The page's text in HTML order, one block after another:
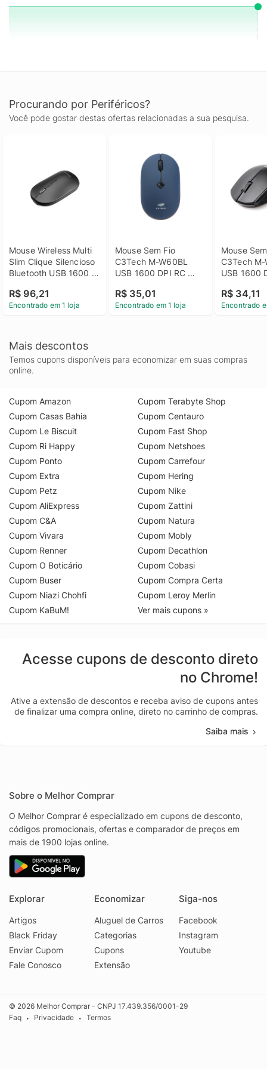
total. Compre agora no KaBuM!
Procurando por Periféricos?
Você pode gostar destas ofertas relacionadas a sua pesquisa.
Mouse Wireless Multi
Slim Clique Silencioso
Bluetooth USB 1600
MO331
R$ 96,21
Encontrado em 1 loja
Mouse Sem Fio
C3Tech M-W60BL
USB 1600 DPI RC
R$ 35,01
Encontrado em 1 loja
Mouse
C3Tech M-
USB 1600
R$ 34,11
Encontrado
Mais descontos
Temos cupons disponíveis para economizar em suas compras
online.
Cupom Amazon
Cupom Casas Bahia
Cupom Le Biscuit
Cupom Ri Happy
Cupom Ponto
Cupom Extra
Cupom Petz
Cupom AliExpress
Cupom C&A
Cupom Vivara
Cupom Renner
Cupom O Boticário
Cupom Buser
Cupom Niazi Chohfi
Cupom KaBuM!
Cupom Terabyte Shop
Cupom Centauro
Cupom Fast Shop
Cupom Netshoes
Cupom Carrefour
Cupom Hering
Cupom Nike
Cupom Zattini
Cupom Natura
Cupom Mobly
Cupom Decathlon
Cupom Cobasi
Cupom Compra Certa
Cupom Leroy Merlin
Ver mais cupons »
Acesse cupons de desconto direto
no Chrome!
Ative a extensão de descontos e receba aviso de cupons antes
de finalizar uma compra online, direto no carrinho de compras.
Saiba mais
Sobre o Melhor Comprar
O Melhor Comprar é especializado em cupons de desconto,
códigos promocionais, ofertas e comparador de preços em
mais de 1900 lojas online.
Explorar
Artigos
Black Friday
Enviar Cupom
Fale Conosco
Economizar
Aluguel de Carros
Categorias
Cupons
Extensão
Siga-nos
Facebook
Instagram
Youtube
© 2026 Melhor Comprar - CNPJ 17.439.356/0001-29
Faq
• Privacidade • Termos